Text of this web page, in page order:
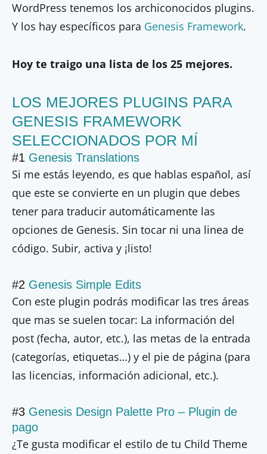
WordPress tenemos los archiconocidos plugins.
Y los hay específicos para Genesis Framework.
Hoy te traigo una lista de los 25 mejores.
LOS MEJORES PLUGINS PARA
GENESIS FRAMEWORK
SELECCIONADOS POR MÍ
#1 Genesis Translations
Si me estás leyendo, es que hablas español, así
que este se convierte en un plugin que debes
tener para traducir automáticamente las
opciones de Genesis. Sin tocar ni una linea de
código. Subir, activa y ¡listo!
#2 Genesis Simple Edits
Con este plugin podrás modificar las tres áreas
que mas se suelen tocar: La información del
post (fecha, autor, etc.), las metas de la entrada
(categorías, etiquetas…) y el pie de página (para
las licencias, información adicional, etc.).
#3 Genesis Design Palette Pro – Plugin de
pago
¿Te gusta modificar el estilo de tu Child Theme